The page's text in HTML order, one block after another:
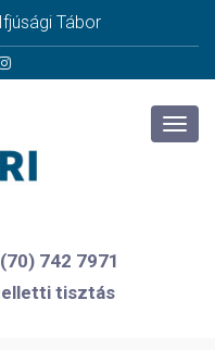
Tábor
742 7971
tisztás